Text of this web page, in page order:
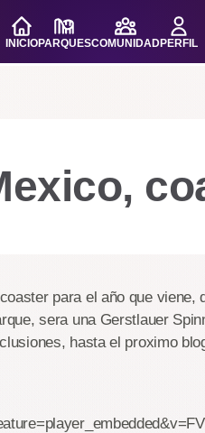
INICIOPARQUESCOMUNIDADPERFIL
para el año que viene,
sera una Gerstlauer
hasta el proximo